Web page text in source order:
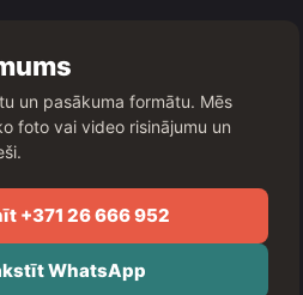
un pasākuma formātu. Mēs
foto vai video risinājumu un
+371 26 666 952
WhatsApp